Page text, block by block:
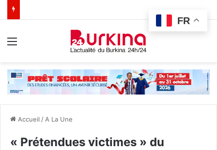
Accueil / A La Une
« Prétendues victimes » du
FR